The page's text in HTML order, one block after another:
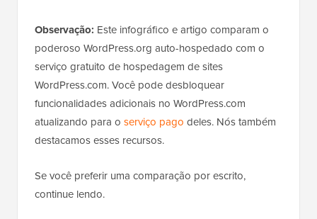
Observação: Este infográfico e artigo comparam o
poderoso WordPress.org auto-hospedado com o
serviço gratuito de hospedagem de sites
WordPress.com. Você pode desbloquear
funcionalidades adicionais no WordPress.com
atualizando para o serviço pago deles. Nós também
destacamos esses recursos.
Se você preferir uma comparação por escrito,
continue lendo.